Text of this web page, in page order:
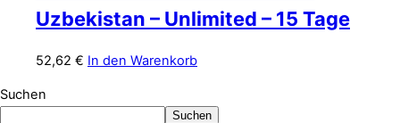
Uzbekistan – Unlimited – 15 Tage
52,62 € In den Warenkorb
Suchen
Suchen